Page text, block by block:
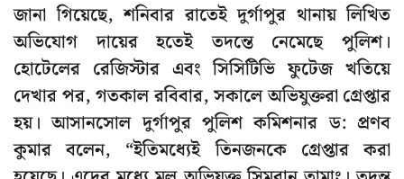
জানা গিয়েছে, শনিবার রাতেই দুর্গাপুর থানায় লিখিত
অভিযোগ দায়ের হতেই তদন্তে নেমেছে পুলিশ।
হোটেলের রেজিস্টার এবং সিসিটিভি ফুটেজ খতিয়ে
দেখার পর, গতকাল রবিবার, সকালে অভিযুক্তরা গ্রেপ্তার
হয়। আসানসোল দুর্গাপুর পুলিশ কমিশনার ড: প্রণব
কুমার বলেন, “ইতিমধ্যেই তিনজনকে গ্রেপ্তার করা